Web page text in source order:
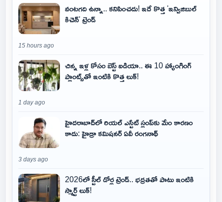
వంటగది ఉన్నా.. కనిపించదు! ఇదే కొత్త 'ఇన్విజిబుల్
కిచెన్' ట్రెండ్
15 hours ago
చిన్న ఇళ్ల కోసం బెస్ట్ ఐడియా.. ఈ 10 హ్యాంగింగ్
ప్లాంట్స్‌తో ఇంటికి కొత్త లుక్!
1 day ago
హైదరాబాద్‌లో రియల్ ఎస్టేట్ స్లంప్‌కు మేం కారణం
కాదు: హైడ్రా కమిషనర్ ఏవీ రంగనాథ్
3 days ago
2026లో స్టీల్ డోర్ల ట్రెండ్.. భద్రతతో పాటు ఇంటికి
స్మార్ట్ లుక్!